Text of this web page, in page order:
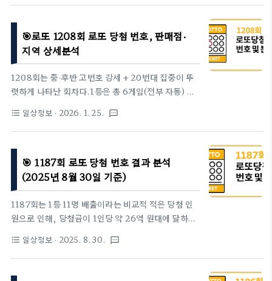
번대 후반 번호대가 이번 회차 흐름의 핵심이었습니
다.1. 이번 주 당첨번호(2026년 01월 31일 추첨)1등
번호 : 2 · 17 · 20 · 35 · 37 · 39보너스 번호 : 24번
호대 구성은 다음과 같습니다.→ 저번호(1 ~ 10) : 1개
→ 중번호(11 ~ 30) : 2개→ 고번호(31 ~ 45) : 3개이
번 회차는 30번대 고번호가 3개 동시 출현하며최근
회차 중에서도 비교적 강한 후반 집중형 패턴을 형성
첨금은 13..
🎯로또 1208회 로또 당첨 번호, 판매점·
지역 상세분석
1208회는 중·후반 고번호 강세 + 20번대 집중이 뚜
렷하게 나타난 회차다.1등은 총 6게임(전부 자동) 으
번대 중심 후반 흐름이 당첨 구조를 주도했다.1. 이번
주 당첨번호 (2026년 01월 24일 추첨)1등 번호 : 6 ·
27 · 30 · 36 · 38 · 42보너스 번호 : 25→ 저번호(1 ~
10) 1개→ 중번호(11 ~ 30) 2개→ 고번호(31 ~ 45) 3
개특히 30 · 36 · 38 · 42는최근 회차 기준에서도 후
반 밀집도가 매우 높은 조합이다.2. 당첨자 수 · 당첨
금 & 구매 방식→ 1등 인원이 6게임으로 매우 적은 회
차→ 그 결과 1인당 50억 원대 고액 당첨금 형성→ 전
format_list_bulleted 일상정보 · 2026. 1. 25. textsms
🎯 1187회 로또 당첨 번호 결과 분석
(2025년 8월 30일 기준)
1187회는 1등 11명 배출이라는 비교적 적은 당첨 인
원으로 인해, 당첨금이 1인당 약 26억 원대에 달하는
자동 강세가 이어졌습니다. 번호 패턴에서는 30번대
·40번대가 무겁게 출현하면서, 전반적으로 후반 번호
대 집중 현상이 뚜렷했습니다.1. 이번 주 당첨번호1등
format_list_bulleted 일상정보 · 2025. 8. 30. textsms